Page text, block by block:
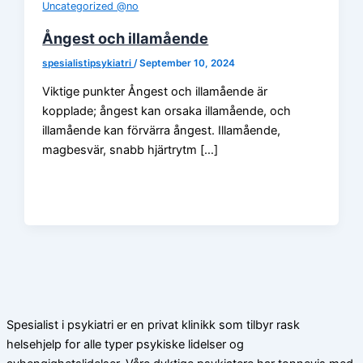
Uncategorized @no
Ångest och illamående
spesialistipsykiatri/September 10, 2024
Viktige punkter Ångest och illamående är
kopplade; ångest kan orsaka illamående, och
illamående kan förvärra ångest. Illamående,
magbesvär, snabb hjärtrytm […]
Spesialist i psykiatri er en privat klinikk som tilbyr rask
helsehjelp for alle typer psykiske lidelser og